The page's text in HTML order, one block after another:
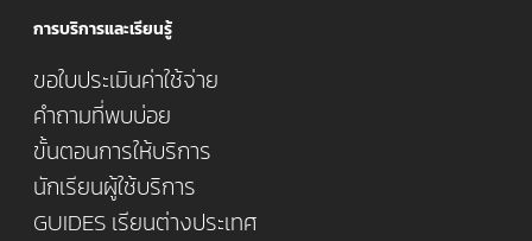
การบริการและเรียนรู้
ขอใบประเมินค่าใช้จ่าย
คำถามที่พบบ่อย
ขั้นตอนการให้บริการ
นักเรียนผู้ใช้บริการ
GUIDES เรียนต่างประเทศ